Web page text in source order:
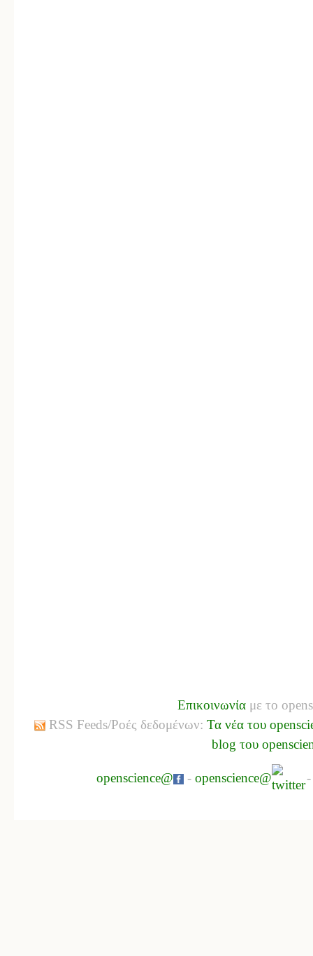
Επικοινωνία με το
RSS Feeds/Ροές δεδομένων: Τα νέα του
blog του
openscience@ - openscience@